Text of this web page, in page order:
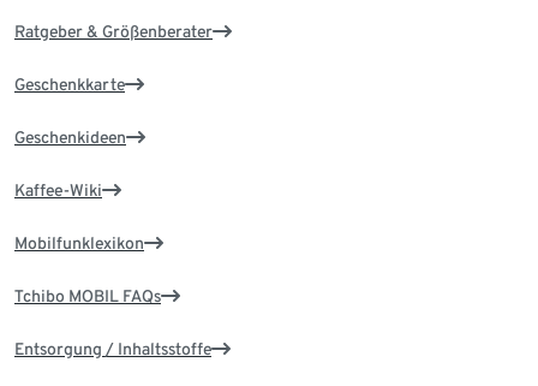
Ratgeber & Größenberater
Geschenkkarte
Geschenkideen
Kaffee-Wiki
Mobilfunklexikon
Tchibo MOBIL FAQs
Entsorgung / Inhaltsstoffe